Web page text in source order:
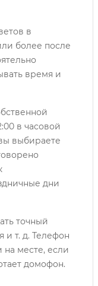
в
более после
время и
в часовой
выбираете
дни
точный
и т. д. Телефон
на месте, если
домофон.